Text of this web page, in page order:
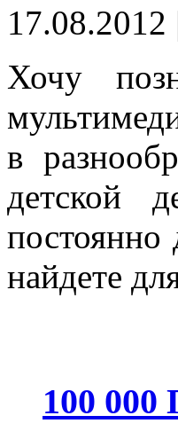
17.08.2012
Хочу
в
детской
найдете
100 000